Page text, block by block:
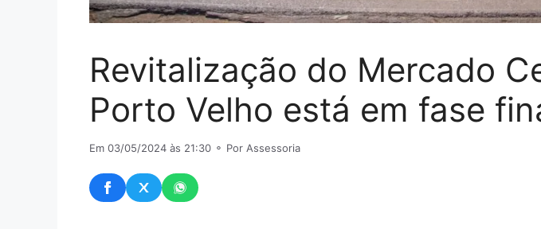
Revitalização do Mercado
Porto Velho está em fase
Em 03/05/2024 às 21:30 ⚬ Por Assessoria